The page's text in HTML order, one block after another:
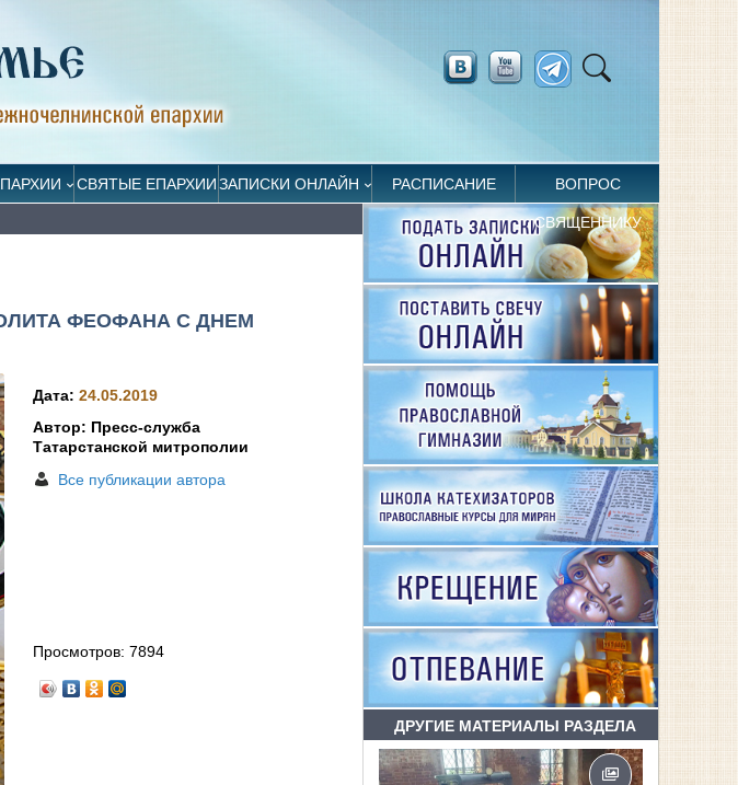
СВЯТЫЕ ЕПАРХИИЗАПИСКИ ОНЛАЙН РАСПИСАНИЕ ВОПРОС
СВЯЩЕННИКУ
ФЕОФАНА С ДНЕМ
Дата:24.05.2019
Автор: Пресс-служба
Татарстанской митрополии
Все публикации автора
Просмотров:7894
ДРУГИЕ МАТЕРИАЛЫ РАЗДЕЛА